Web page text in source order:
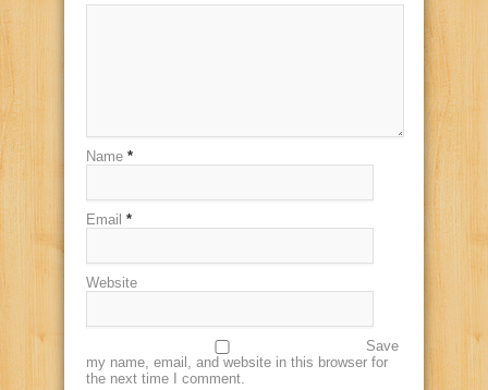
Name *
Email *
Website
Save
my name, email, and website in this browser for
the next time I comment.